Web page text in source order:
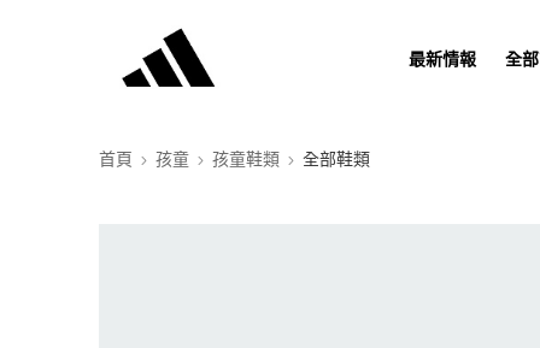
最新情報 全
首頁 孩童 孩童鞋類 全部鞋類